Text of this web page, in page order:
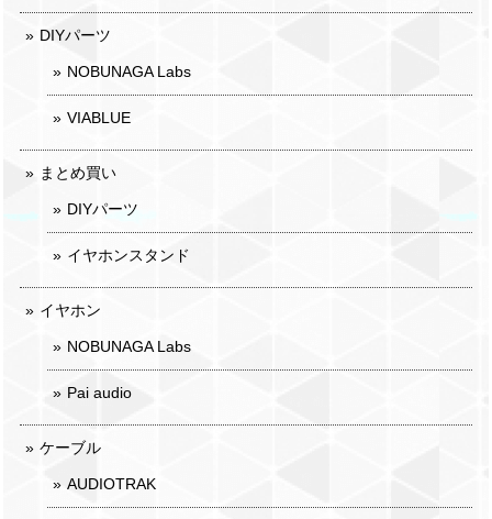
DIYパーツ
NOBUNAGA Labs
VIABLUE
まとめ買い
DIYパーツ
イヤホンスタンド
イヤホン
NOBUNAGA Labs
Pai audio
ケーブル
AUDIOTRAK